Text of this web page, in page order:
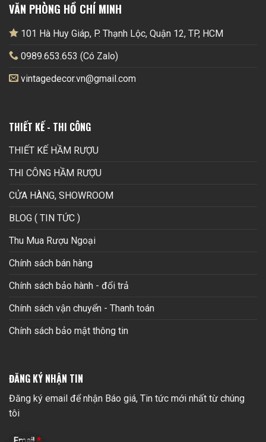
VĂN PHÒNG HỒ CHÍ MINH
101 Hà Huy Giáp, P. Thạnh Lộc, Quận 12, TP, HCM
0989.653.653 (Có Zalo)
vintagedecor.vn@gmail.com
THIẾT KẾ - THI CÔNG
THIẾT KẾ HẦM RƯỢU
THI CÔNG HẦM RƯỢU
CỬA HÀNG, SHOWROOM
BLOG ( TIN TỨC )
Thu Mua Rượu Ngoại
Chính sách bán hàng
Chính sách bảo hành - đổi trả
Chính sách vận chuyển - Thanh toán
Chính sách bảo mật thông tin
ĐĂNG KÝ NHẬN TIN
Đăng ký email để nhận Báo giá, Tin tức mới nhất từ chúng
tôi